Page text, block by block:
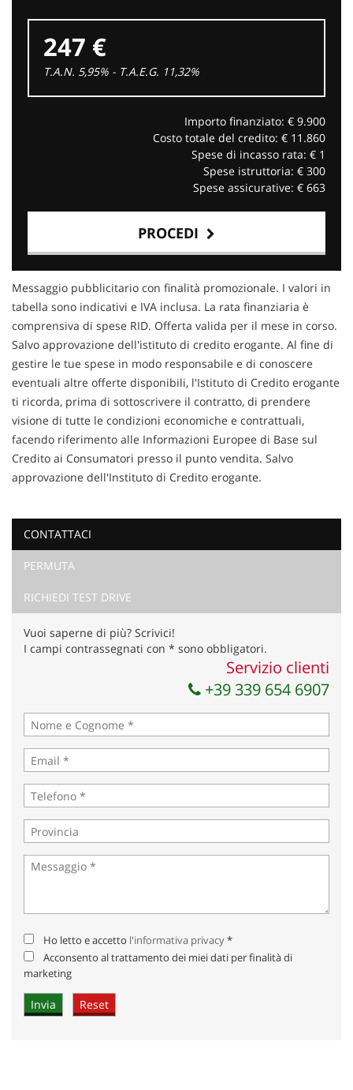
247 €
T.A.N. 5,95% - T.A.E.G. 11,32%
Importo finanziato: € 9.900
Costo totale del credito: € 11.860
Spese di incasso rata: € 1
Spese istruttoria: € 300
Spese assicurative: € 663
PROCEDI
Contattaci
Ho letto e accettol'informativa privacy*
Acconsento al trattamento dei miei dati per finalità di
Invia la tua richiesta
Messaggio pubblicitario con finalità promozionale. I valori in
tabella sono indicativi e IVA inclusa. La rata finanziaria è
comprensiva di spese RID. Offerta valida per il mese in corso.
Salvo approvazione dell'istituto di credito erogante. Al fine di
gestire le tue spese in modo responsabile e di conoscere
eventuali altre offerte disponibili, l'Istituto di Credito erogante
ti ricorda, prima di sottoscrivere il contratto, di prendere
visione di tutte le condizioni economiche e contrattuali,
facendo riferimento alle Informazioni Europee di Base sul
Credito ai Consumatori presso il punto vendita. Salvo
approvazione dell'Instituto di Credito erogante.
CONTATTACI
PERMUTA
RICHIEDI TEST DRIVE
Vuoi saperne di più? Scrivici!
I campi contrassegnati con * sono obbligatori.
Servizio clienti
+39 339 654 6907
Ho letto e accetto l'informativa privacy*
Acconsento al trattamento dei miei dati per finalità di
marketing